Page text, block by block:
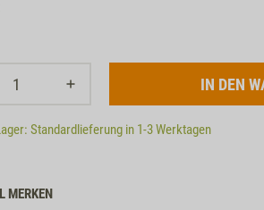
Standardlieferung in 1-3 Werktagen
MERKENWISHLIST